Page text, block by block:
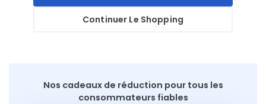
Continuer Le Shopping
Nos cadeaux de réduction pour tous les
consommateurs fiables